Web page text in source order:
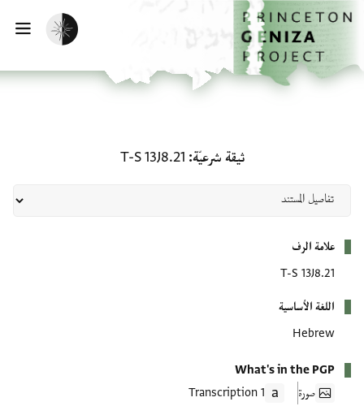
إلى المحتوى الرئيسي
الرئيسية
تفعيل الوضع المظلم
ثيقة شرعيّة T-S 13J8.21
علامة الرف
T-S 13J8.21
اللغة الأساسية
Hebrew
What's in the PGP
صورة
1 Transcription